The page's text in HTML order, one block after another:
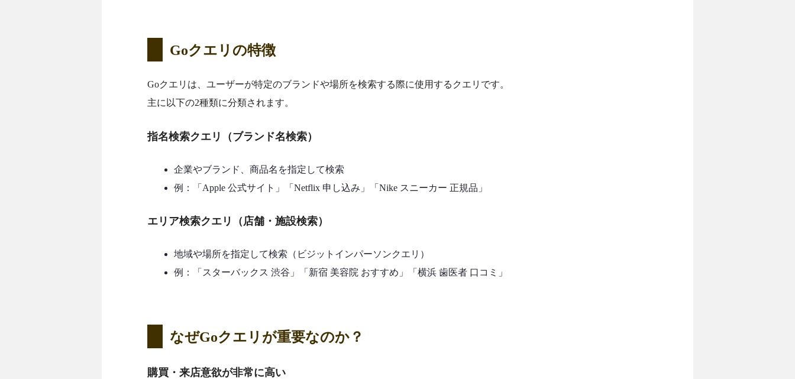
Goクエリの特徴
Goクエリは、ユーザーが特定のブランドや場所を検索する際に使用するクエリです。
主に以下の2種類に分類されます。
指名検索クエリ（ブランド名検索）
企業やブランド、商品名を指定して検索
例：「Apple 公式サイト」「Netflix 申し込み」「Nike スニーカー 正規品」
エリア検索クエリ（店舗・施設検索）
地域や場所を指定して検索（ビジットインパーソンクエリ）
例：「スターバックス 渋谷」「新宿 美容院 おすすめ」「横浜 歯医者 口コミ」
なぜGoクエリが重要なのか？
購買・来店意欲が非常に高い